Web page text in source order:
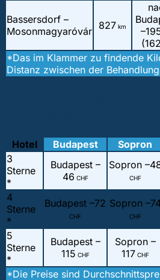
Bassersdorf –
Mosonmagyaróvár 827 km
–
(162
*Das im Klammer zu findende
Distanz zwischen der
Hotel Budapest Sopron
3
Sterne
*
Budapest –
46 CHF
Sopron –
CHF
4
Sterne
*
Budapest –72
CHF
Sopron –
CHF
5
Sterne
*
Budapest –
115 CHF
Sopron –
117 CHF
*Die Preise sind